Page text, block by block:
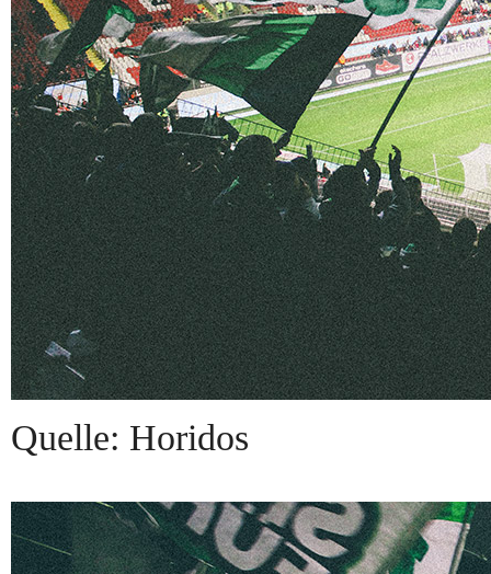
Quelle: Horidos